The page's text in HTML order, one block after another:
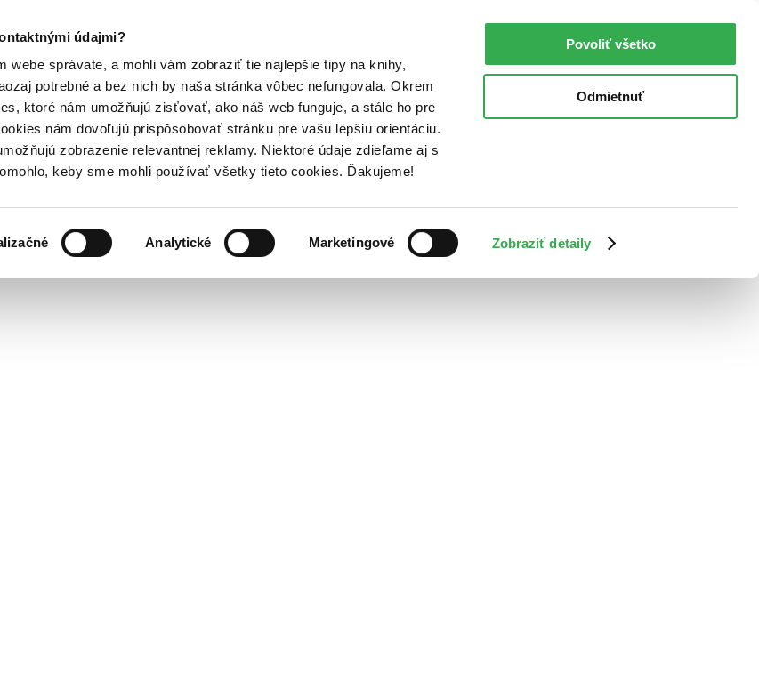
údajmi?
webe správate, a mohli vám zobraziť tie najlepšie tipy na knihy,
potrebné a bez nich by naša stránka vôbec nefungovala. Okrem
ktoré nám umožňujú zisťovať, ako náš web funguje, a stále ho pre
nám dovoľujú prispôsobovať stránku pre vašu lepšiu orientáciu.
zobrazenie relevantnej reklamy. Niektoré údaje zdieľame aj s
keby sme mohli používať všetky tieto cookies. Ďakujeme!
Analytické Marketingové Zobraziť detaily
Povoliť všetko
Odmietnuť